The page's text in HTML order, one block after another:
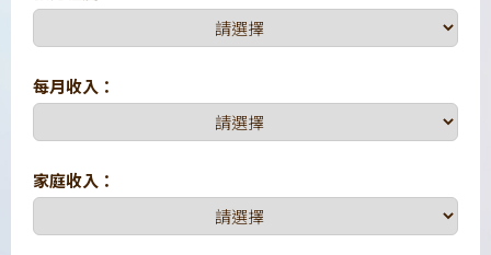
每月收入：
家庭收入：